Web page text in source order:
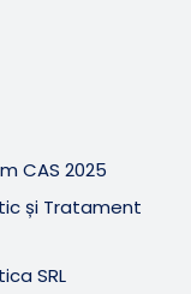
CAS 2025
și Tratament
SRL